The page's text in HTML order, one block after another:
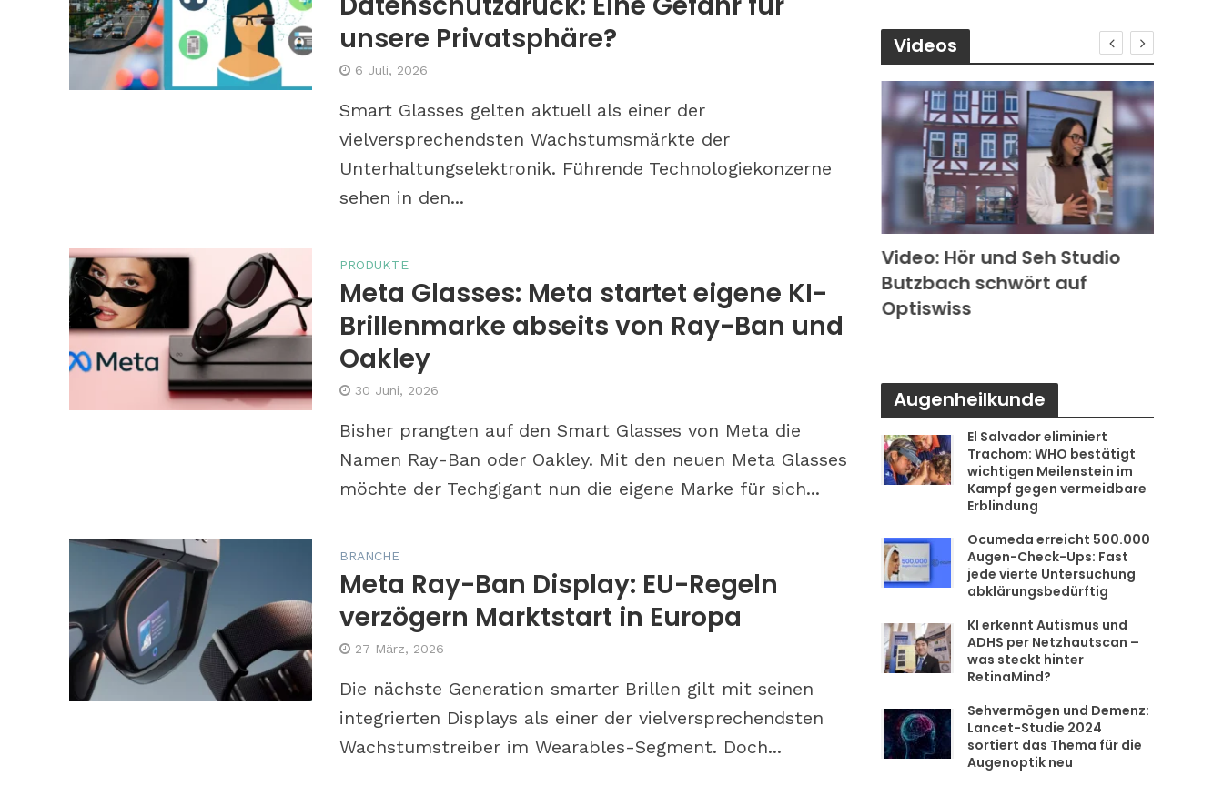
unsere Privatsphäre?
6 Juli, 2026
Smart Glasses gelten aktuell als einer der
vielversprechendsten Wachstumsmärkte der
Unterhaltungselektronik. Führende Technologiekonzerne
sehen in den...
PRODUKTE
Meta Glasses: Meta startet eigene KI-
Brillenmarke abseits von Ray-Ban und
Oakley
30 Juni, 2026
Bisher prangten auf den Smart Glasses von Meta die
Namen Ray-Ban oder Oakley. Mit den neuen Meta Glasses
möchte der Techgigant nun die eigene Marke für sich...
BRANCHE
Meta Ray-Ban Display: EU-Regeln
verzögern Marktstart in Europa
27 März, 2026
Die nächste Generation smarter Brillen gilt mit seinen
integrierten Displays als einer der vielversprechendsten
Wachstumstreiber im Wearables-Segment. Doch...
Videos
Tipps: So berät man zu
phototropen Gläsern
Nürnberg: Was bringen
Bestandskunden-Events
beim Augenoptiker?
Video: Hör und Seh Studio
Butzbach schwört auf
Optiswiss
Augenheilkunde
El Salvador eliminiert
Trachom: WHO bestätigt
wichtigen Meilenstein im
Kampf gegen vermeidbare
Erblindung
Ocumeda erreicht 500.000
Augen-Check-Ups: Fast
jede vierte Untersuchung
abklärungsbedürftig
KI erkennt Autismus und
ADHS per Netzhautscan –
was steckt hinter
RetinaMind?
Sehvermögen und Demenz:
Lancet-Studie 2024
sortiert das Thema für die
Augenoptik neu